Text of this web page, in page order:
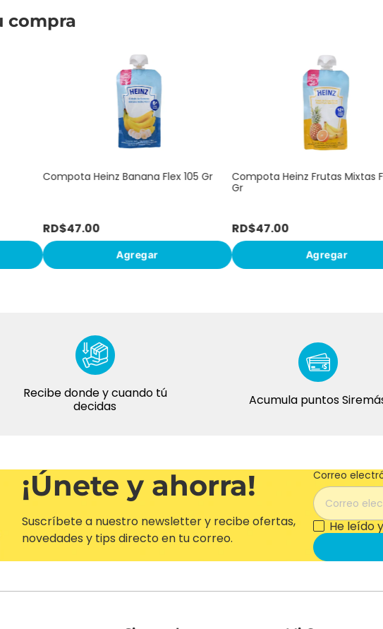
compra
Compota Heinz Banana Flex 105 Gr
RD$47.00
Agregar
Compota Heinz Frutas Mixtas
Gr
RD$47.00
Agregar
Recibe donde y cuando tú
decidas
Acumula puntos Siremás
¡Únete y ahorra!
Suscríbete a nuestro newsletter y recibe ofertas,
novedades y tips directo en tu correo.
Correo
He leído